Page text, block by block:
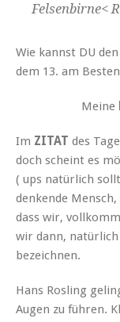
Felsenbirne<
Wie kannst DU
dem 13. am
Meine
Im ZITAT des
doch scheint es
( ups natürlich
denkende
dass wir,
wir dann, natürlich
bezeichnen.
Hans Rosling
Augen zu führen.